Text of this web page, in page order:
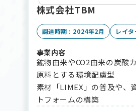
株式会社TBM
調達時期 : 2024年2月 レイ
事業内容
鉱物由来やCO2由来の炭酸
原料とする環境配慮型
素材「LIMEX」の普及や、
トフォームの構築